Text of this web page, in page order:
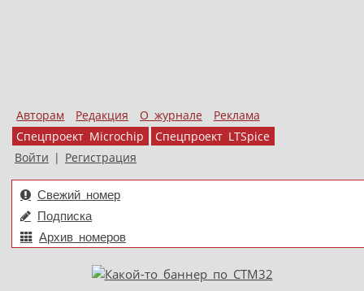
Авторам Редакция О журнале
Реклама
Спецпроект Microchip
Спецпроект LTSpice
Войти | Регистрация
Свежий номер
Подписка
Архив номеров